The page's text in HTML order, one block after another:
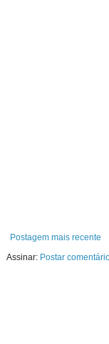
Postagem mais recente
Assinar: Postar